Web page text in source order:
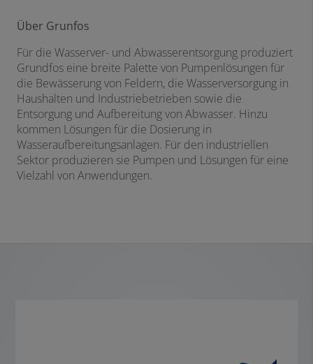
Über Grunfos
Für die Wasserver- und Abwasserentsorgung produziert
Grundfos eine breite Palette von Pumpenlösungen für
die Bewässerung von Feldern, die Wasserversorgung in
Haushalten und Industriebetrieben sowie die
Entsorgung und Aufbereitung von Abwasser. Hinzu
kommen Lösungen für die Dosierung in
Wasseraufbereitungsanlagen. Für den industriellen
Sektor produzieren sie Pumpen und Lösungen für eine
Vielzahl von Anwendungen.